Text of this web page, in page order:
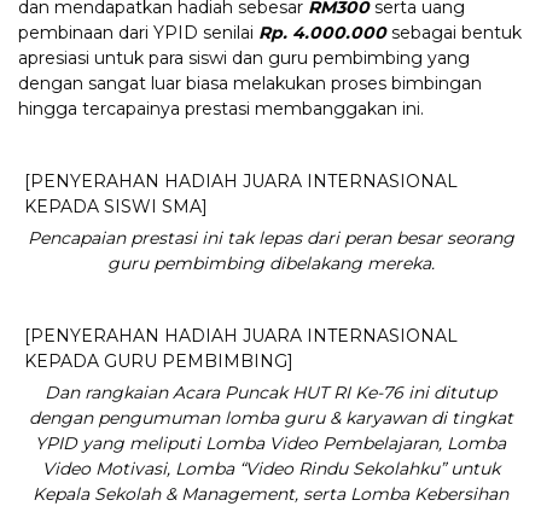
dan mendapatkan hadiah sebesar RM300serta uang
pembinaan dari YPID senilai Rp. 4.000.000sebagai bentuk
apresiasi untuk para siswi dan guru pembimbing yang
dengan sangat luar biasa melakukan proses bimbingan
hingga tercapainya prestasi membanggakan ini.
[PENYERAHAN HADIAH JUARA INTERNASIONAL
KEPADA SISWI SMA]
Pencapaian prestasi ini tak lepas dari peran besar seorang
guru pembimbing dibelakang mereka.
[PENYERAHAN HADIAH JUARA INTERNASIONAL
KEPADA GURU PEMBIMBING]
Dan rangkaian Acara Puncak HUT RI Ke-76 ini ditutup
dengan pengumuman lomba guru & karyawan di tingkat
YPID yang meliputi Lomba Video Pembelajaran, Lomba
Video Motivasi, Lomba “Video Rindu Sekolahku” untuk
Kepala Sekolah & Management, serta Lomba Kebersihan